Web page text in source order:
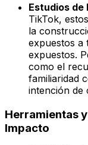
Estudios de
TikTok,
la
expuestos a
expuestos.
como el
familiaridad
intención de
Herramientas
Impacto